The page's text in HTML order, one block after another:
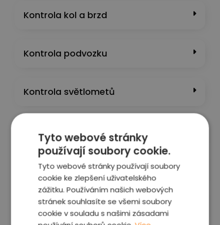
Kontrola kol a brzd
Kontrola podvozku
Kontrola světlometů
Kontrola laku a karoserie
Kontrola interiéru a výbavy
Kontrola motoru a převodovky
Tyto webové stránky
používají soubory cookie.
Tyto webové stránky používají soubory
cookie ke zlepšení uživatelského
zážitku. Používáním našich webových
stránek souhlasíte se všemi soubory
cookie v souladu s našimi zásadami